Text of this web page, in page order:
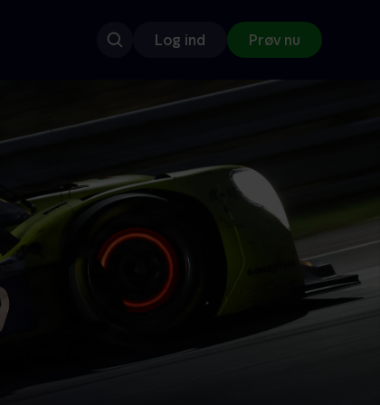
Log ind Prøv nu